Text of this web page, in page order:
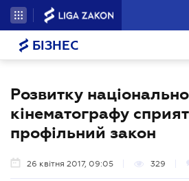
БІЗНЕС
Розвитку
кінематографу
профільний закон
26 квітня 2017, 09:05 329